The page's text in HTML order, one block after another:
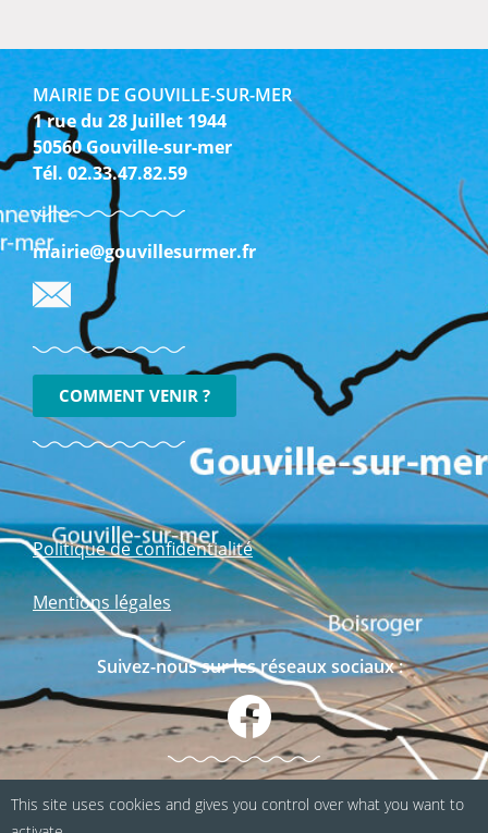
MAIRIE DE GOUVILLE-SUR-MER
1 rue du 28 Juillet 1944
50560 Gouville-sur-mer
Tél. 02.33.47.82.59
mairie@gouvillesurmer.fr
COMMENT VENIR ?
Politique de confidentialité
Mentions légales
Suivez-nous sur les réseaux sociaux :
This site uses cookies and gives you control over what you want to